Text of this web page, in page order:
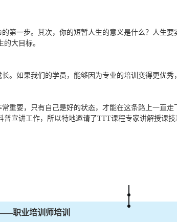
第一步。其次，你的短暂人生的意义是什么？人生
大目标。
如果我们的学员，能够因为专业的培训变得更优秀
要，只有自己是好的状态，才能在这条路上一直走
宣讲工作，所以特地邀请了TTT课程专家讲解授课
职业培训师培训